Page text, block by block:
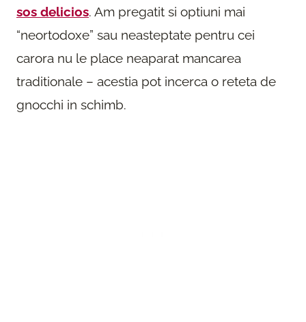
sos delicios. Am pregatit si optiuni mai
“neortodoxe” sau neasteptate pentru cei
carora nu le place neaparat mancarea
traditionale – acestia pot incerca o reteta de
gnocchi in schimb.